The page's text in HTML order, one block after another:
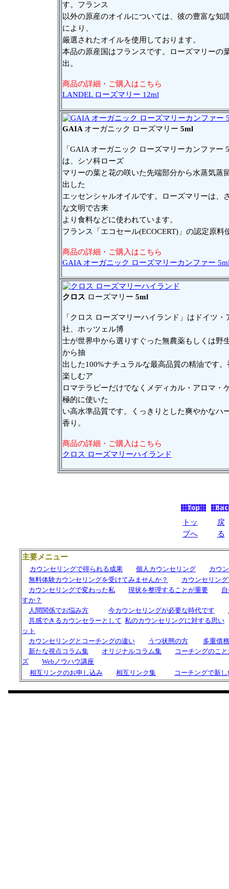
す。フランス
以外の原産のオイルについては、彼の豊富な知
により、
厳選されたオイルを使用しております。
本品の原産国はフランスです。ローズマリーの
出。
商品の詳細・ご購入はこちら
LANDEL ローズマリー 12ml
GAIA オーガニック ローズマリー 5ml
「GAIA オーガニック ローズマリーカンファー
は、シソ科ローズ
マリーの葉と花の咲いた先端部分から水蒸気蒸
出した
エッセンシャルオイルです。ローズマリーは、
な文明で古来
より食料などに使われています。
フランス「エコセール(ECOCERT)」の認定原料
商品の詳細・ご購入はこちら
GAIA オーガニック ローズマリーカンファー
クロス ローズマリー 5ml
「クロス ローズマリーハイランド」はドイツ・
社、ホッツェル博
士が世界中から選りすぐった無農薬もしくは野
から抽
出した100%ナチュラルな最高品質の精油です。
楽しむア
ロマテラピーだけでなくメディカル・アロマ・
極的に使いた
い高水準品質です。くっきりとした爽やかなハ
香り。
商品の詳細・ご購入はこちら
クロス ローズマリーハイランド
トッ
プへ
戻
る
主要メニュー
カウンセリングで得られる成果 個人カウンセリング
カウ
無料体験カウンセリングを受けてみませんか？
カウンセリン
カウンセリングで変わった私
現状を整理することが重要
すか？
人間関係でお悩み方
今カウンセリングが必要な時代です
共感できるカウンセラーとして 私のカウンセリングに対する思い
ット
カウンセリングと コーチングの違い うつ状態の方
多重債
新たな視点コラム集
オリジナルコラム集
コーチングのこ
ズ
Webノウハウ講座
相互リンクのお申し込み
相互リンク集 コーチングで新